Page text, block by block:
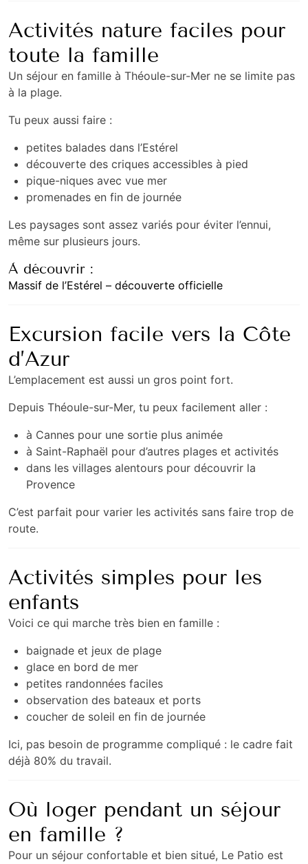
Activités nature faciles pour
toute la famille
Un séjour en famille à Théoule-sur-Mer ne se limite pas
à la plage.
Tu peux aussi faire :
petites balades dans l’Estérel
découverte des criques accessibles à pied
pique-niques avec vue mer
promenades en fin de journée
Les paysages sont assez variés pour éviter l’ennui,
même sur plusieurs jours.
À découvrir :
Massif de l’Estérel – découverte officielle
Excursion facile vers la Côte
d’Azur
L’emplacement est aussi un gros point fort.
Depuis Théoule-sur-Mer, tu peux facilement aller :
à Cannes pour une sortie plus animée
à Saint-Raphaël pour d’autres plages et activités
dans les villages alentours pour découvrir la
Provence
C’est parfait pour varier les activités sans faire trop de
route.
Activités simples pour les
enfants
Voici ce qui marche très bien en famille :
baignade et jeux de plage
glace en bord de mer
petites randonnées faciles
observation des bateaux et ports
coucher de soleil en fin de journée
Ici, pas besoin de programme compliqué : le cadre fait
déjà 80% du travail.
Où loger pendant un séjour
en famille ?
Pour un séjour confortable et bien situé, Le Patio est